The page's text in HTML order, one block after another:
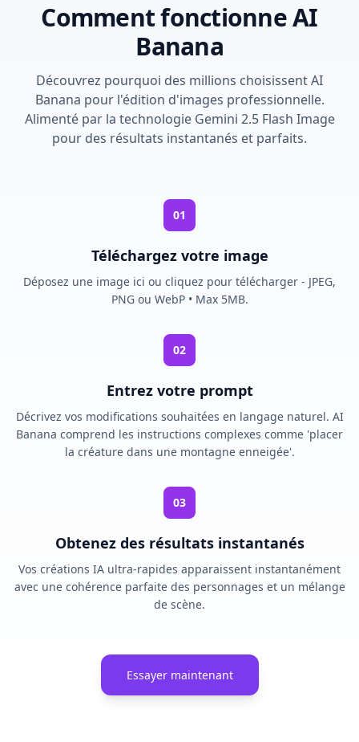
Comment fonctionne AI
Banana
Découvrez pourquoi des millions choisissent AI
Banana pour l'édition d'images professionnelle.
Alimenté par la technologie Gemini 2.5 Flash Image
pour des résultats instantanés et parfaits.
01
Téléchargez votre image
Déposez une image ici ou cliquez pour télécharger - JPEG,
PNG ou WebP • Max 5MB.
02
Entrez votre prompt
Décrivez vos modifications souhaitées en langage naturel. AI
Banana comprend les instructions complexes comme 'placer
la créature dans une montagne enneigée'.
03
Obtenez des résultats instantanés
Vos créations IA ultra-rapides apparaissent instantanément
avec une cohérence parfaite des personnages et un mélange
de scène.
Essayer maintenant